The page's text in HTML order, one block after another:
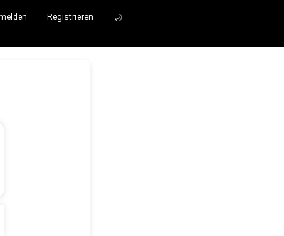
Registrieren 🌙